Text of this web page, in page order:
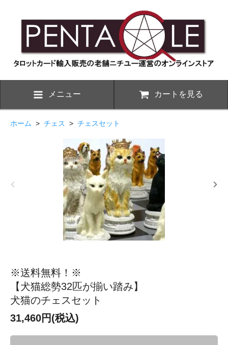
メニュー カートを見る
ホーム > チェス > チェスセット
※送料無料！※
【犬猫総勢32匹が揃い踏み】
犬猫のチェスセット
31,460円(税込)